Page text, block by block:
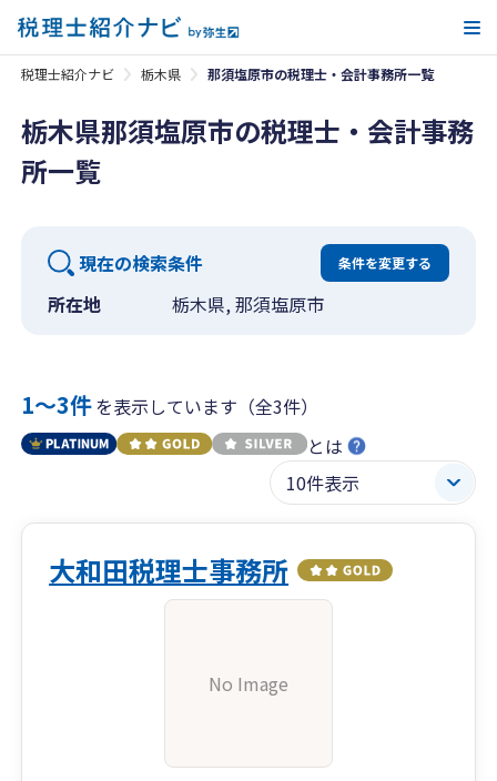
税理士紹介ナビ 栃木県 那須塩原市の税理士・会計事務所一覧
栃木県那須塩原市の税理士・会計事務
所一覧
現在の検索条件 条件を変更する
所在地 栃木県, 那須塩原市
1〜3件を表示しています（全3件）
とは
大和田税理士事務所
No Image